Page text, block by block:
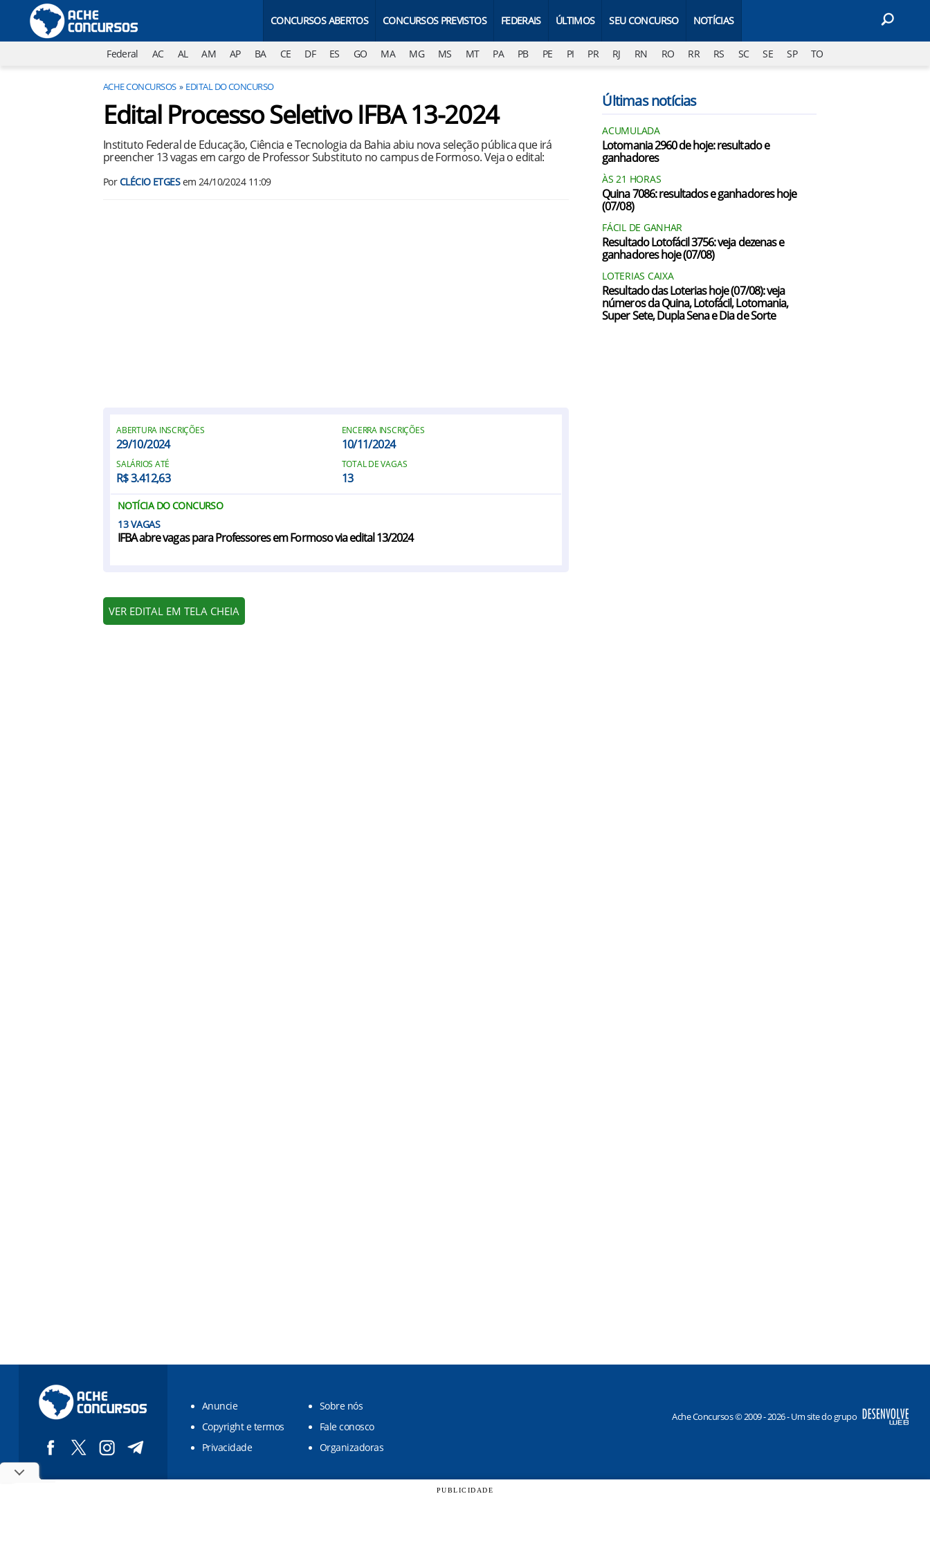
CONCURSOS ABERTOS CONCURSOS PREVISTOS FEDERAIS ÚLTIMOS SEU CONCURSO NOTÍCIAS
Federal AC AL AM AP BA CE DF ES GO MA MG MS MT PA PB PE PI PR RJ RN RO RR RS SC SE SP TO
ACHE CONCURSOS EDITAL DO CONCURSO
Edital Processo Seletivo IFBA 13-2024
Instituto Federal de Educação, Ciência e Tecnologia da Bahia abiu nova seleção pública que irá
preencher 13 vagas em cargo de Professor Substituto no campus de Formoso. Veja o edital:
PorCLÉCIO ETGESem 24/10/2024 11:09
ABERTURA INSCRIÇÕES
29/10/2024
ENCERRA INSCRIÇÕES
10/11/2024
SALÁRIOS ATÉ
R$ 3.412,63
TOTAL DE VAGAS
13
NOTÍCIA DO CONCURSO
13
IFBA abre vagas para Professores em Formoso via edital 13/2024
VER EDITAL EM TELA CHEIA
Últimas notícias
ACUMULADA
Lotomania 2960 de hoje: resultado e
ganhadores
ÀS 21 HORAS
Quina 7086: resultados e ganhadores hoje
(07/08)
FÁCIL DE GANHAR
Resultado Lotofácil 3756: veja dezenas e
ganhadores hoje (07/08)
LOTERIAS CAIXA
Resultado das Loterias hoje (07/08): veja
números da Quina, Lotofácil, Lotomania,
Super Sete, Dupla Sena e Dia de Sorte
Anuncie
Sobre nós
Copyright e termos
Fale conosco
Privacidade
Organizadoras
Ache Concursos © 2009 - 2026 - Um site do grupo
PUBLICIDADE